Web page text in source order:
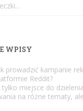
WPISY
prowadzić kampanie
Reddit?
tylko miejsce do
na różne tematy,